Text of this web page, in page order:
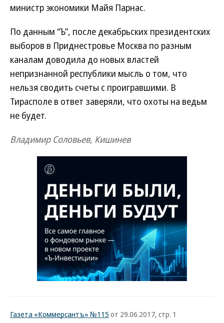
министр экономики Майя Парнас.
По данным “Ъ”, после декабрьских президентских
выборов в Приднестровье Москва по разным
каналам доводила до новых властей
непризнанной республики мысль о том, что
нельзя сводить счеты с проигравшими. В
Тирасполе в ответ заверяли, что охоты на ведьм
не будет.
Владимир Соловьев, Кишинев
Газета «Коммерсантъ» №115 от 29.06.2017, стр. 1